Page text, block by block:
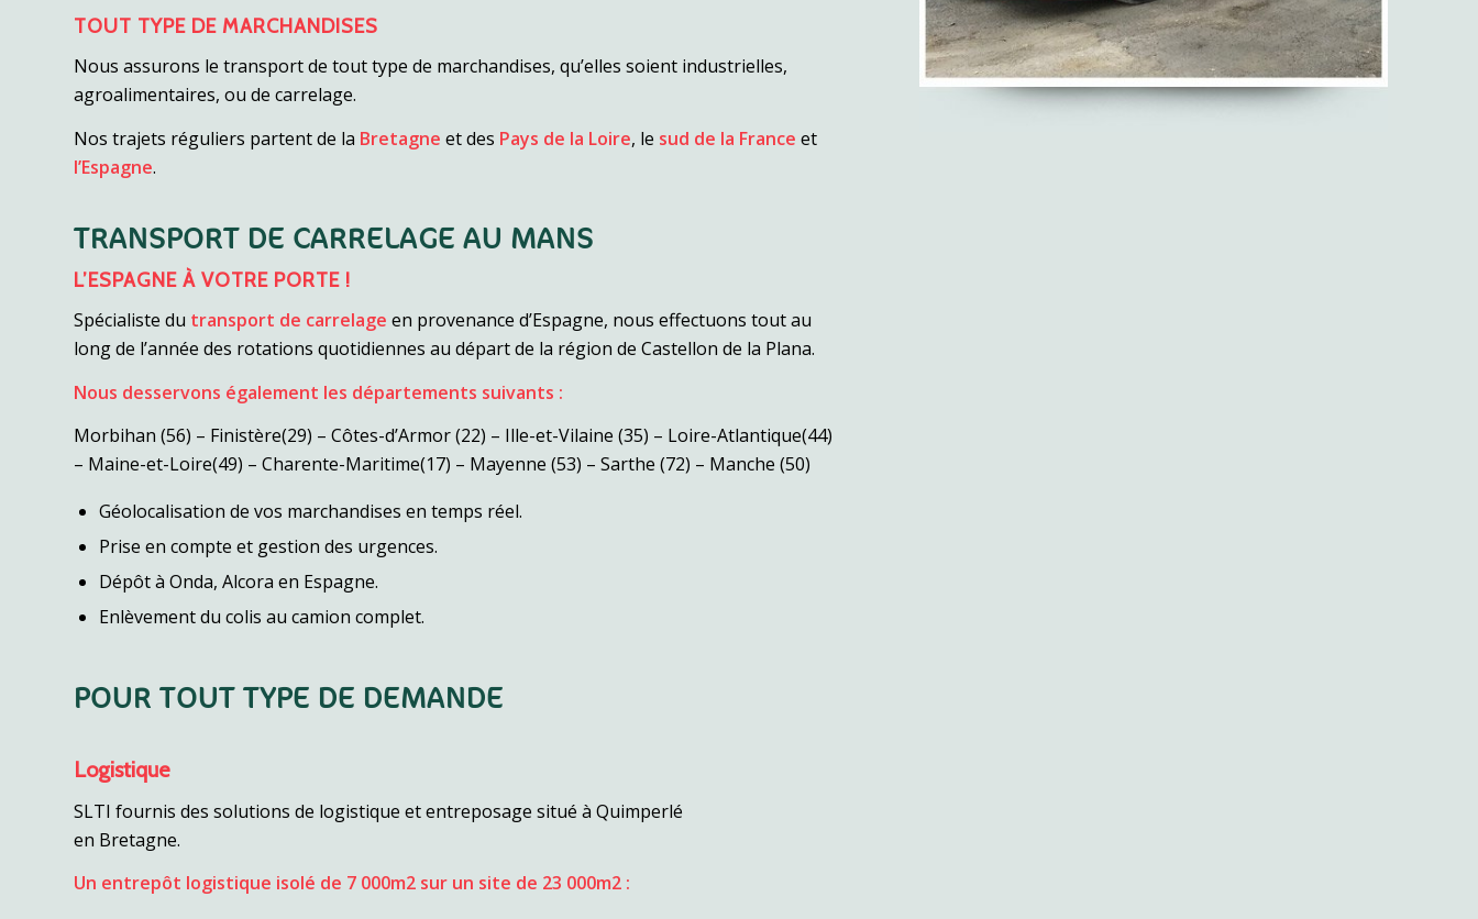
TOUT TYPE DE MARCHANDISES
Nous assurons le transport de tout type de marchandises, qu’elles soient industrielles,
agroalimentaires, ou de carrelage.
Nos trajets réguliers partent de la Bretagne et des Pays de la Loire, le sud de la France et
l’Espagne.
TRANSPORT DE CARRELAGE AU MANS
L’ESPAGNE À VOTRE PORTE !
Spécialiste du transport de carrelage en provenance d’Espagne, nous effectuons tout au
long de l’année des rotations quotidiennes au départ de la région de Castellon de la Plana.
Nous desservons également les départements suivants :
Morbihan (56) – Finistère(29) – Côtes-d’Armor (22) – Ille-et-Vilaine (35) – Loire-Atlantique(44)
– Maine-et-Loire(49) – Charente-Maritime(17) – Mayenne (53) – Sarthe (72) – Manche (50)
Géolocalisation de vos marchandises en temps réel.
Prise en compte et gestion des urgences.
Dépôt à Onda, Alcora en Espagne.
Enlèvement du colis au camion complet.
POUR TOUT TYPE DE DEMANDE
Logistique
SLTI fournis des solutions de logistique et entreposage situé à Quimperlé
en Bretagne.
Un entrepôt logistique isolé de 7 000m2 sur un site de 23 000m2 :